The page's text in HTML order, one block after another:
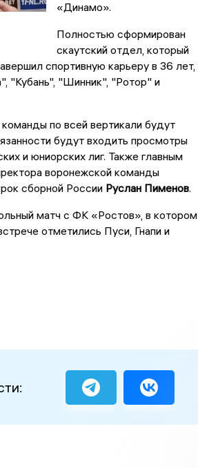
«Динамо».
Полностью сформирован
скаутский отдел, который
спортивную карьеру в 36 лет,
"Кубань", "Шинник", "Ротор" и
по всей вертикали будут
будут входить просмотры
и юниорских лиг. Также главным
воронежской команды
сборной РоссииРуслан Пименов.
матч с ФК «Ростов», в котором
отметились Пуси, Гнапи и